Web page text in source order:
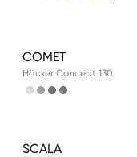
COMET
Häcker Concept 130
Available colors
SCALA
Available colors